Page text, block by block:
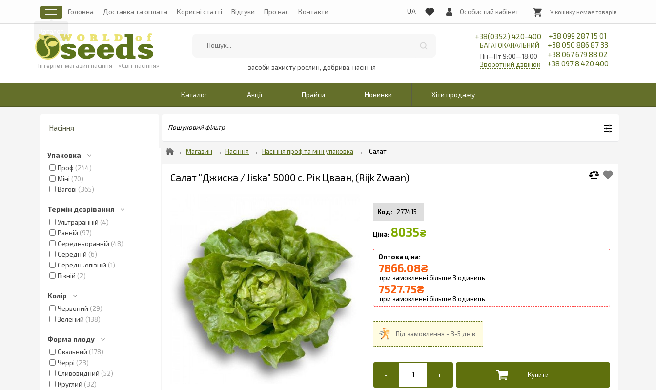
Головна Доставка та оплата Корисні статті Відгуки Про нас Контакти Особистий кабінет
Інтернет магазин насіння - «Світ насіння» засоби захисту рослин, добрива, насіння
+38(0352) 420-400
БАГАТОКАНАЛЬНИЙ
Пн—Пт 9:00—18:00
+38 099 287 15 01
+38 050 886 87 33
+38 067 679 88 02
+38 097 8 420 400
Зворотний дзвінок
Каталог Акції Прайси Новинки Хіти продажу
Насіння
Упаковка
Проф
244
Міні
70
Вагові
365
Термін дозрівання
Ультраранній 4
Ранній
97
Середньоранній 48
Середній
6
Середньопізній 1
Пізній
2
Колір
Червоний
29
Зелений 138
Форма плоду
Овальний 178
Черрі
23
Сливовидний
52
Круглий
32
Пошуковий фільтр
Магазин Насіння Насіння проф та міні упаковка Салат
Салат "Джиска / Jiska" 5000 с. Рік Цваан, (Rijk Zwaan)
277415
8035₴
7866.08₴
3
7527.75₴
8